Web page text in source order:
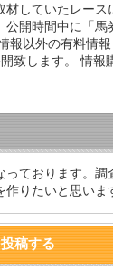
していたレー
公開時間中に「
報以外の有料情
致します。 情
ております。調
りたいと思いま
稿する